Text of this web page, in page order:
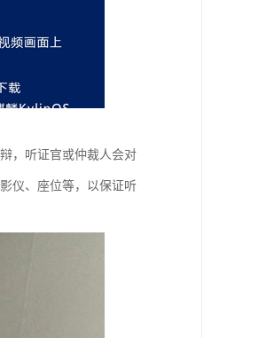
，听证官或仲裁人会对
仪、座位等，以保证听